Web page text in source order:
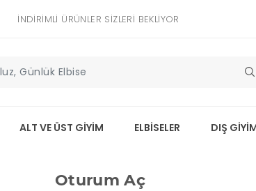
İNDIRIMLI ÜRÜNLER SIZLERI BEKLIYOR
ALT VE ÜST GİYİM ELBİSELER DIŞ
Oturum Aç